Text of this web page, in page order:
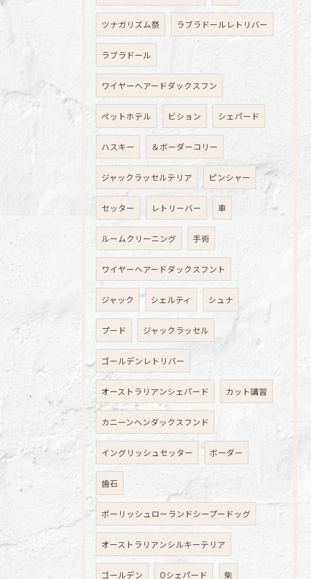
ツナガリズム祭 ラブラドールレトリバー
ラブラドール
ワイヤーヘアードダックスフン
ペットホテル ビション シェパード
ハスキー ＆ボーダーコリー
ジャックラッセルテリア ピンシャー
セッター レトリーバー 車
ルームクリーニング 手術
ワイヤーヘアードダックスフント
ジャック シェルティ シュナ
プード ジャックラッセル
ゴールデンレトリバー
オーストラリアンシェパード カット講習
カニーンヘンダックスフンド
イングリッシュセッター ボーダー
歯石
ポーリッシュローランドシープードッグ
オーストラリアンシルキーテリア
ゴールデン Oシェパード 柴